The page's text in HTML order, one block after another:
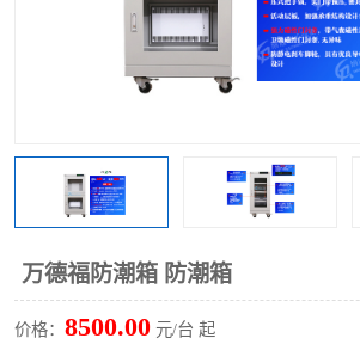
万德福防潮箱 防潮箱
价格： 8500.00 元/台 起